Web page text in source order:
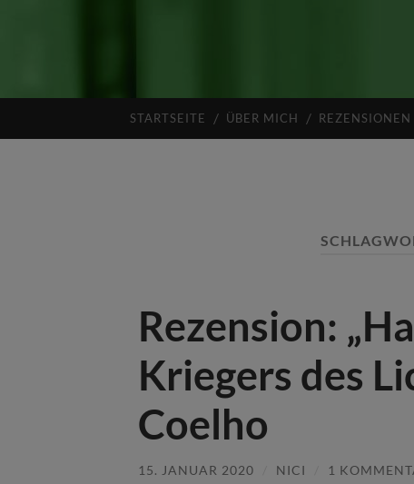
STARTSEITE ÜBER MICH REZENSIONEN
Rezension:
Kriegers des
Coelho
15. JANUAR 2020 NICI 1